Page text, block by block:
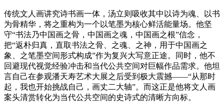
传统文人画讲究诗书画一体，汤立则吸收其中以诗为魂、以书
为骨精华，将之重构为一个以笔墨为核心鲜活能量场。他坚
守“书法乃中国画之骨，中国画之魂，中国画之根”信念，
把“返朴归真，直取书法之骨、之魂、之神，用于中国画之
象、之笔墨空间形式构成”作为复兴大写意正途。同时，他不
回避现代视觉经验冲击和当代公共空间对巨幅作品需求。他坦
言自己在参观潘天寿艺术大展之后受到极大震撼——“从那时
起，我也开始挑战自己，画丈二大轴”。而这正是他将文人画
案头清赏转化为当代公共空间的史诗式的清晰方向标。